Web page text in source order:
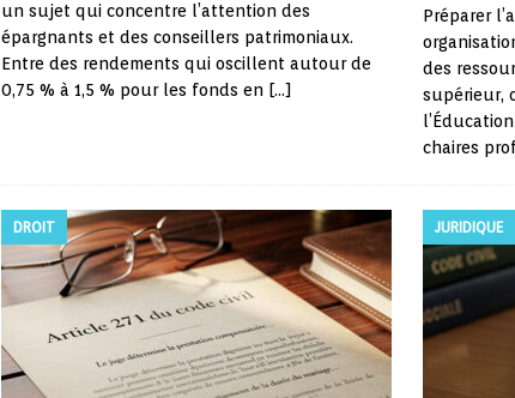
un sujet qui concentre l’attention des
épargnants et des conseillers patrimoniaux.
Entre des rendements qui oscillent autour de
0,75 % à 1,5 % pour les fonds en […]
Préparer
des
supérieur,
chaires
DROIT JURIDIQUE